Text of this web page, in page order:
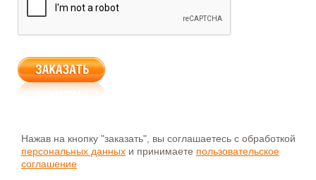
Нажав на кнопку "заказать", вы соглашаетесь с обработкой
персональных данных и принимаете пользовательское
соглашение